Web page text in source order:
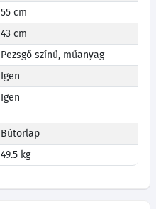
55 cm
43 cm
Pezsgő színű, műanyag
Igen
Igen
Bútorlap
49.5 kg